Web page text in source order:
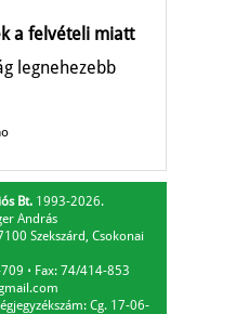
a felvételi miatt
legnehezebb
Bt. 1993-2026.
András
Szekszárd, Csokonai
⋅ Fax: 74/414-853
Cg. 17-06-